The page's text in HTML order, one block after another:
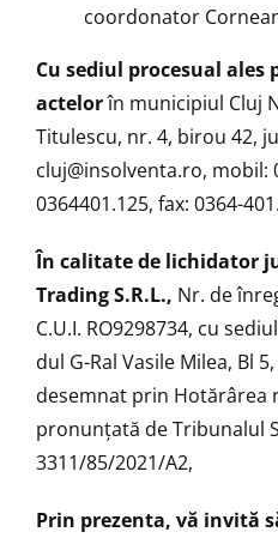
coordonator
Cu sediul procesual
actelorîn municipiul Cluj
Titulescu, nr. 4, birou 42,
cluj@insolventa.ro, mobil:
0364401.125, fax: 0364-
În calitate de lichidator
Trading S.R.L., Nr. de
C.U.I. RO9298734, cu
dul G-Ral Vasile Milea, Bl
desemnat prin Hotărârea
pronunțată de Tribunalul
3311/85/2021/A2,
Prin prezenta, vă invită